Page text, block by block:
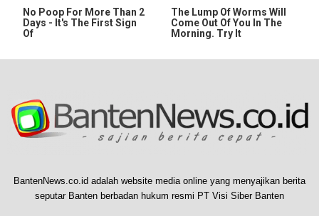
No Poop For More Than 2
Days - It's The First Sign
Of
The Lump Of Worms Will
Come Out Of You In The
Morning. Try It
BantenNews.co.id adalah website media online yang menyajikan berita
seputar Banten berbadan hukum resmi PT Visi Siber Banten